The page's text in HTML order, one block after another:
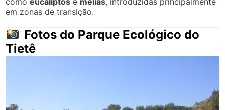
comoeucaliptos e melias, introduzidas principalmente
em zonas de transição.
Fotos do Parque Ecológico do
Tietê